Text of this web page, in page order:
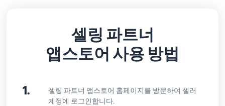
셀링 파트너
앱스토어 사용 방법
1.
셀링 파트너 앱스토어 홈페이지를 방문하여 셀러
계정에 로그인합니다.